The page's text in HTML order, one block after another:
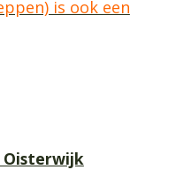
is ook een
Oisterwijk